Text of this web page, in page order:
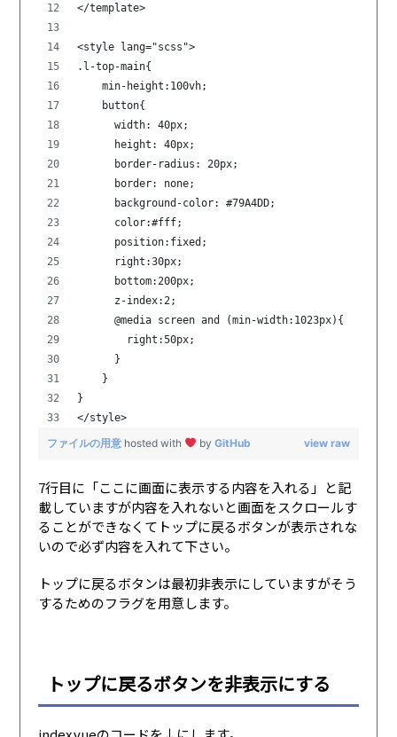
</template>
<style lang="scss">
.l-top-main{
    min-height:100vh;
    button{
      width: 40px;
      height: 40px;
      border-radius: 20px;
      border: none;
      background-color: #79A4DD;
      color:#fff;
      position:fixed;
      right:30px;
      bottom:200px;
      z-index:2;
      @media screen and (min-width:1023px){
        right:50px;
      }
    }
}
</style>
view raw
ファイルの用意 hosted with byGitHub
7行目に「ここに画面に表示する内容を入れる」と記
載していますが内容を入れないと画面をスクロールす
ることができなくてトップに戻るボタンが表示されな
いので必ず内容を入れて下さい。
トップに戻るボタンは最初非表示にしていますがそう
するためのフラグを用意します。
トップに戻るボタンを非表示にする